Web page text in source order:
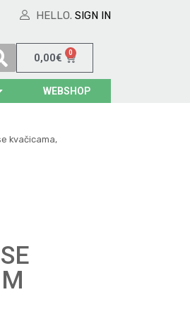
HELLO. SIGN IN
0,00€ 0
WEBSHOP
kvačicama,